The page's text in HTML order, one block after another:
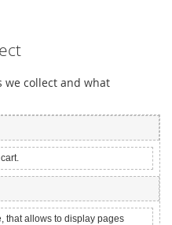
we collect and what
that allows to display pages